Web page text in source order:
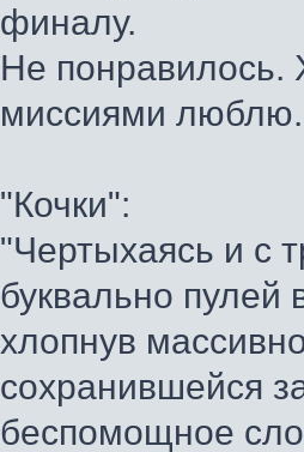
финалу.
Не понравилось.
миссиями люблю.
"Кочки":
"Чертыхаясь и с
буквально пулей
хлопнув
сохранившейся
беспомощное